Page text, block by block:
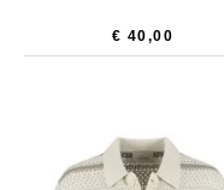
€ 40,00